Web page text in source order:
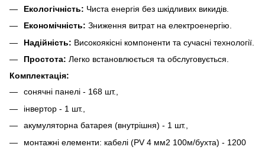
Екологічність: Чиста енергія без шкідливих викидів.
Економічність: Зниження витрат на електроенергію.
Надійність: Високоякісні компоненти та сучасні технології.
Простота: Легко встановлюється та обслуговується.
Комплектація:
сонячні панелі - 168 шт.,
інвертор - 1 шт.,
акумуляторна батарея (внутрішня) - 1 шт.,
монтажні елементи: кабелі (PV 4 мм2 100м/бухта) - 1200